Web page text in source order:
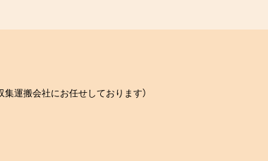
運搬会社にお任せしております）